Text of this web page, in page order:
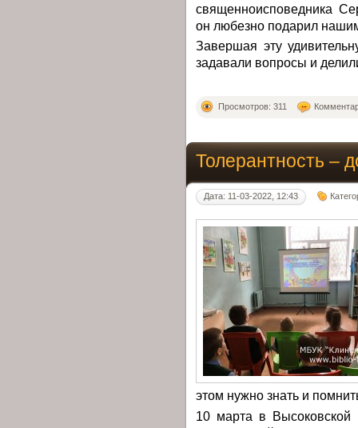
священноисповедника
он любезно подарил
Завершая эту
задавали вопросы и
Просмотров: 311
Толерантность –
Дата: 11-03-2022, 12:43
этом нужно знать и
10 марта в Высоковской